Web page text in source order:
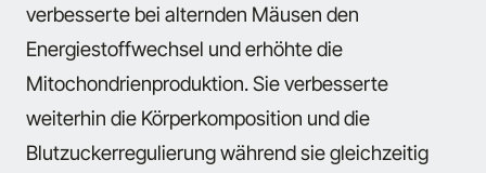
verbesserte bei alternden Mäusen den
Energiestoffwechsel und erhöhte die
Mitochondrienproduktion. Sie verbesserte
weiterhin die Körperkomposition und die
Blutzuckerregulierung während sie gleichzeitig